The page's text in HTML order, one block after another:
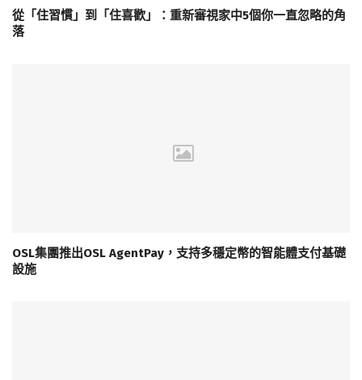
從「住習慣」到「住喜歡」：重新審視家中5個你一直忽略的角
落
OSL集團推出OSL AgentPay，支持多穩定幣的智能體支付基礎
設施